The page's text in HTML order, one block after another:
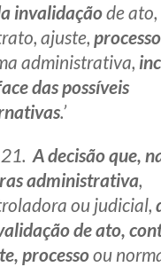
invalidaçãode ato,
ajuste,processo
administrativa,
das possíveis
.’
21. A decisão que,
administrativa,
ou judicial,
de ato,
processoou